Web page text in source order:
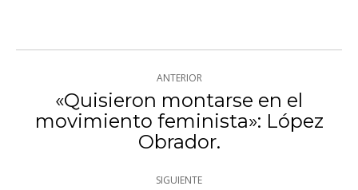
Navegación
entre
publicaciones
ANTERIOR
Publicación
anterior:
«Quisieron montarse en el
movimiento feminista»: López
Obrador.
SIGUIENTE